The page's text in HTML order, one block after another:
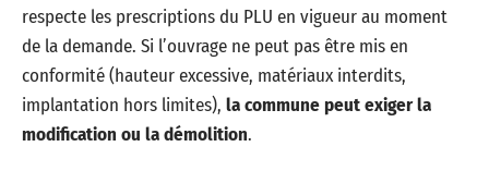
respecte les prescriptions du PLU en vigueur au moment
de la demande. Si l’ouvrage ne peut pas être mis en
conformité (hauteur excessive, matériaux interdits,
implantation hors limites), la commune peut exiger la
modification ou la démolition.